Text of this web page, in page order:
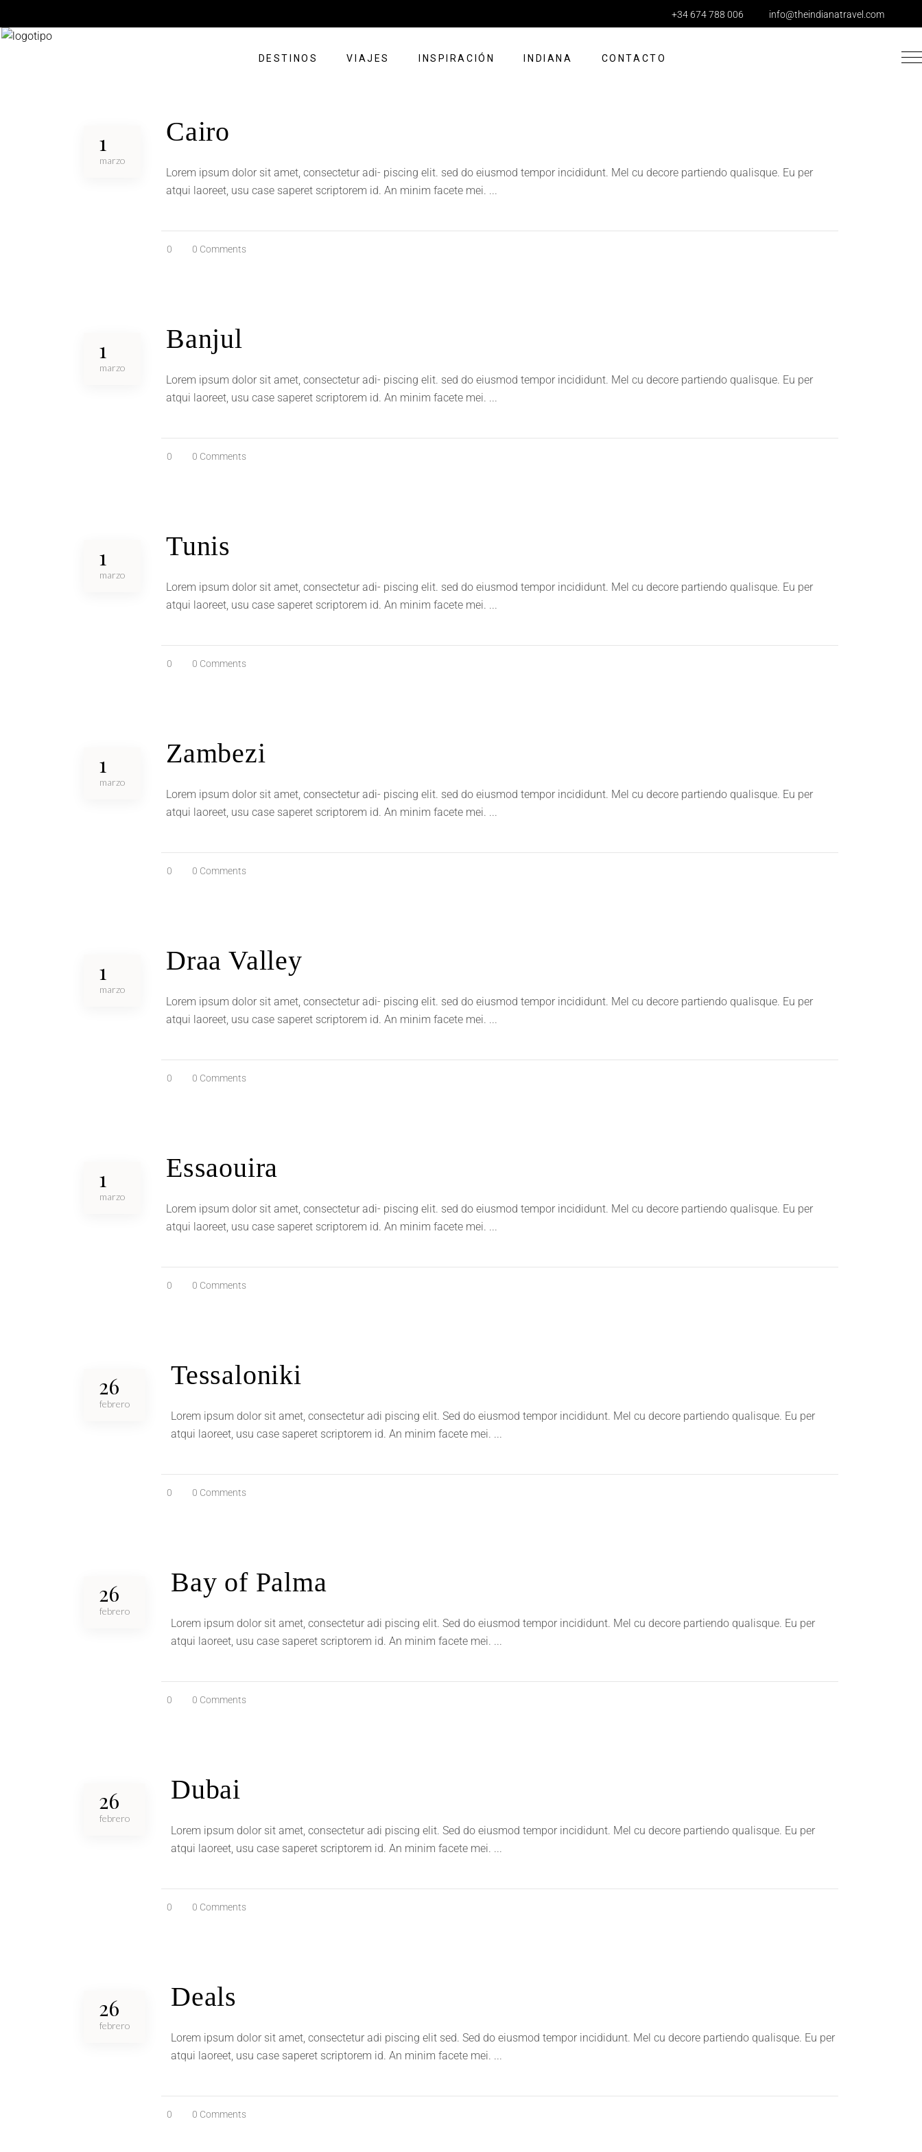
+34 674 788 006 info@theindianatravel.com
DESTINOS VIAJES INSPIRACIÓN INDIANA CONTACTO
1
marzo
Cairo
Lorem ipsum dolor sit amet, consectetur adi- piscing elit. sed do eiusmod tempor incididunt. Mel cu decore partiendo qualisque. Eu per
atqui laoreet, usu case saperet scriptorem id. An minim facete mei.
0 0 Comments
1
marzo
Banjul
Lorem ipsum dolor sit amet, consectetur adi- piscing elit. sed do eiusmod tempor incididunt. Mel cu decore partiendo qualisque. Eu per
atqui laoreet, usu case saperet scriptorem id. An minim facete mei.
0 0 Comments
1
marzo
Tunis
Lorem ipsum dolor sit amet, consectetur adi- piscing elit. sed do eiusmod tempor incididunt. Mel cu decore partiendo qualisque. Eu per
atqui laoreet, usu case saperet scriptorem id. An minim facete mei.
0 0 Comments
1
marzo
Zambezi
Lorem ipsum dolor sit amet, consectetur adi- piscing elit. sed do eiusmod tempor incididunt. Mel cu decore partiendo qualisque. Eu per
atqui laoreet, usu case saperet scriptorem id. An minim facete mei.
0 0 Comments
1
marzo
Draa Valley
Lorem ipsum dolor sit amet, consectetur adi- piscing elit. sed do eiusmod tempor incididunt. Mel cu decore partiendo qualisque. Eu per
atqui laoreet, usu case saperet scriptorem id. An minim facete mei.
0 0 Comments
1
marzo
Essaouira
Lorem ipsum dolor sit amet, consectetur adi- piscing elit. sed do eiusmod tempor incididunt. Mel cu decore partiendo qualisque. Eu per
atqui laoreet, usu case saperet scriptorem id. An minim facete mei.
0 0 Comments
26
febrero
Tessaloniki
Lorem ipsum dolor sit amet, consectetur adi piscing elit. Sed do eiusmod tempor incididunt. Mel cu decore partiendo qualisque. Eu per
atqui laoreet, usu case saperet scriptorem id. An minim facete mei.
0 0 Comments
26
febrero
Bay of Palma
Lorem ipsum dolor sit amet, consectetur adi piscing elit. Sed do eiusmod tempor incididunt. Mel cu decore partiendo qualisque. Eu per
atqui laoreet, usu case saperet scriptorem id. An minim facete mei.
0 0 Comments
26
febrero
Dubai
Lorem ipsum dolor sit amet, consectetur adi piscing elit. Sed do eiusmod tempor incididunt. Mel cu decore partiendo qualisque. Eu per
atqui laoreet, usu case saperet scriptorem id. An minim facete mei.
0 0 Comments
26
febrero
Deals
Lorem ipsum dolor sit amet, consectetur adi piscing elit sed. Sed do eiusmod tempor incididunt. Mel cu decore partiendo qualisque. Eu per
atqui laoreet, usu case saperet scriptorem id. An minim facete mei.
0 0 Comments